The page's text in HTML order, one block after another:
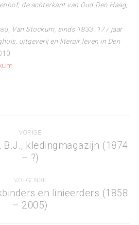
de achterkant van Oud-Den Haag,
Van Stockum, sinds 1833. 177 jaar
uitgeverij en literair leven in Den
VORIGE
Previous
project:
B.J., kledingmagazijn (1874
– ?)
VOLGENDE
Next
project:
en linieerders (1858
– 2005)